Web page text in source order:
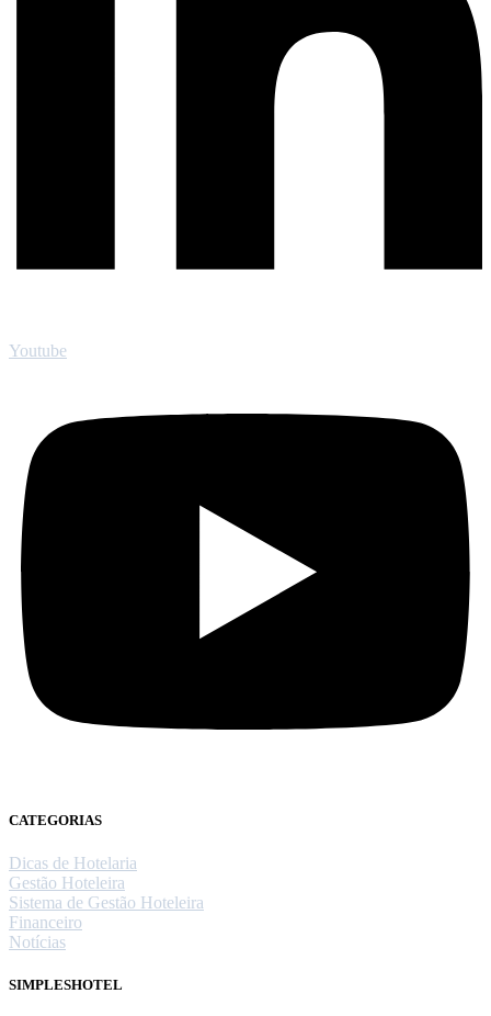
Youtube
CATEGORIAS
Dicas de Hotelaria
Gestão Hoteleira
Sistema de Gestão Hoteleira
Financeiro
Notícias
SIMPLESHOTEL